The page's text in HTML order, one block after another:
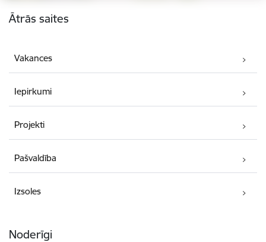
Kājene
Ātrās saites
Vakances
Iepirkumi
Projekti
Pašvaldība
Izsoles
Noderīgi